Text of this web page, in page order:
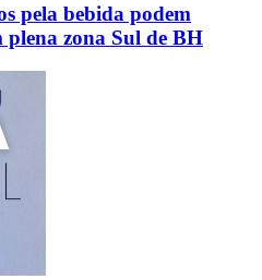
pela bebida podem
zona Sul de BH